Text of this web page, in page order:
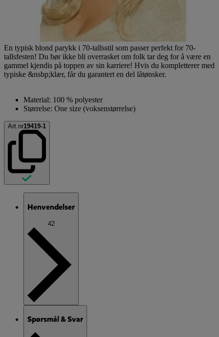
En typisk blond parykk i 70-tallsstil som passer perfekt for 70-
tallsfesten! Du bør ikke bli overrasket om folk tar deg for å være en
gammel kjendis på toppen av sin karriere! Hvis du kompletterer med
typiske &nsbp;klær, får du garantert en del låtønsker.
Material: 100 % polyester
Størrelse: One size (voksenstørrelse)
Art.nr19419-1
Henvendelser
42
Spørsmål & Svar